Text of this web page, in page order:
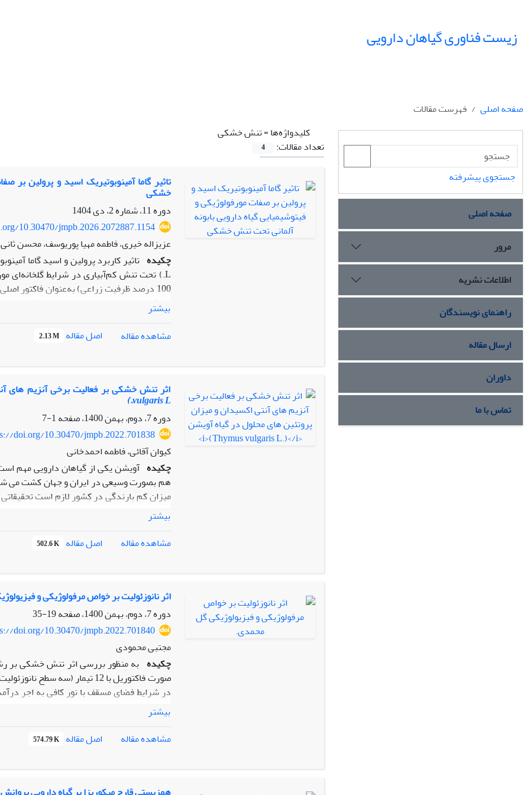
زیست فناوری گیاهان دارویی
صفحه اصلی
فهرست مقالات
کلیدواژه‌ها =تنش خشکی
تعداد مقالات:
4
تاثیر گاما آمینوبوتیریک اسید و پرولین بر
خشکی
دوره 11، شماره 2، دی 1404
10.30470/jmpb.2026.2072887.1154
عزیزاله خیری، فاطمه مهیا پوریوسف، محسن
چکیده
خشکی داشتند.
بیشتر
مشاهده مقاله
اصل مقاله 2.13 M
اثر تنش خشکی بر فعالیت برخی آنزیم های
vulgaris L.)
دوره 7، دوم، بهمن 1400، صفحه
1-7
doi.org/10.30470/jmpb.2022.701838
کیوان آقائی، فاطمه احمدخانی
چکیده آویشن یکی از گیاهان دارویی مهم
هم بصورت وسیعی در ایران و جهان کشت می
میزان کم بارندگی در کشور لازم است
شود. تنش خشکی علاوه بر کاهش محصولات
می شود. به همین دلیل به منظور بررسی
خشکی در این گیاهان دارویی با ارزش، فعالیت
تنش خشکی در گیاه آویشن خوراکی (
مکانیسم های تحمل تنش خشکی در آویشن افزایش
بیشتر
مشاهده مقاله
اصل مقاله 502.6 K
اثر نانوزئولیت بر خواص مرفولوژیکی و
دوره 7، دوم، بهمن 1400، صفحه
19-35
doi.org/10.30470/jmpb.2022.701840
مجتبی محمودی
چکیده به منظور بررسی اثر تنش خشکی بر
صورت فاکتوریل با 12 تیمار
در شرایط فضای مسقف با نور کافی به اجر
خاک، وزن مرجع در شرایط ظرفیت زراعی
مورفولوژی: رشد قطری، ارتفاع نهال، تعداد
و دور آبیاری 4 روز بدست آمده است.
شاخص­های اندازه گیری شده به غیر از وزن خشک
بیشتر
مشاهده مقاله
اصل مقاله 574.79 K
جستجوی پیشرفته
صفحه اصلی
مرور
اطلاعات نشریه
راهنمای نویسندگان
ارسال مقاله
داوران
تماس با ما